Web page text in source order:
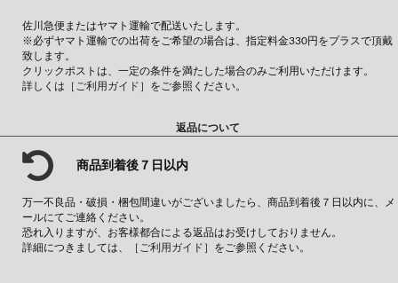
佐川急便またはヤマト運輸で配送いたします。
※必ずヤマト運輸での出荷をご希望の場合は、指定料金330円をプラスで頂戴
致します。
クリックポストは、一定の条件を満たした場合のみご利用いただけます。
詳しくは ［ご利用ガイド］ をご参照ください。
返品について
商品到着後７日以内
万一不良品・破損・梱包間違いがございましたら、商品到着後７日以内に、メ
ールにてご連絡ください。
恐れ入りますが、お客様都合による返品はお受けしておりません。
詳細につきましては、
［ご利用ガイド］ をご参照ください。